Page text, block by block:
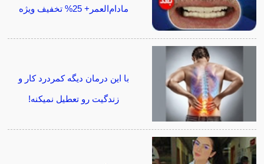
مادام‌العمر+ 25% تخفیف ویژه
با این درمان دیگه کمردرد کار و
زندگیت رو تعطیل نمیکنه!